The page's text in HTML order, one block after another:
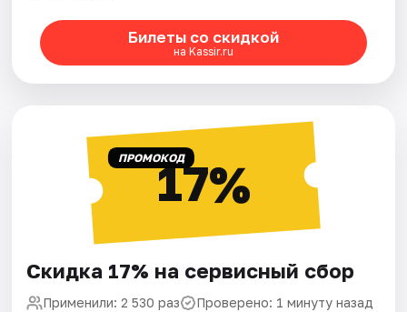
Билеты со скидкой
на Kassir.ru
ПРОМОКОД17%
Скидка 17% на сервисный сбор
Применили: 2 530 раз Проверено: 1 минуту назад